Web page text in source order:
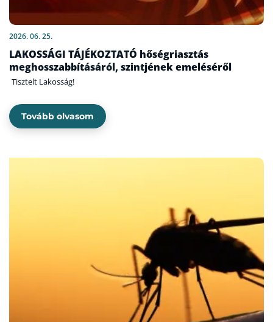
2026. 06. 25.
LAKOSSÁGI TÁJÉKOZTATÓ hőségriasztás
meghosszabbításáról, szintjének emeléséről
Tisztelt Lakosság!
Tovább olvasom